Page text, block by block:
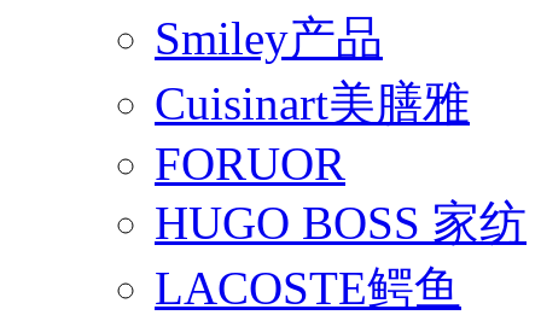
Smiley产品
Cuisinart美膳雅
FORUOR
HUGO BOSS 家纺
LACOSTE鳄鱼